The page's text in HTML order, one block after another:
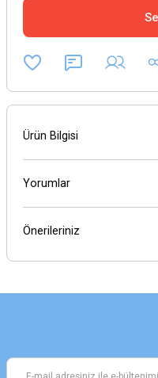
Ürün Bilgisi
Yorumlar
Önerileriniz